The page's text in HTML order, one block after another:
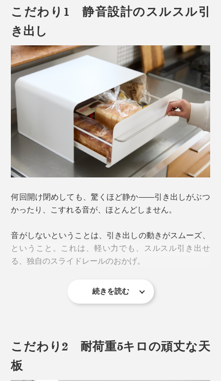
キッチンに置いた、茶葉やコーヒー豆、果物、パン、
薬、ハガキ。
デスクの上の書類にペン、ハサミ、郵便物、メガネ、ケ
ーブル類。
玄関に置いた車のカギ、靴クリーム、エコバッグ。
『UtaU（ウタウ）』の「ブレッドドロワー」に、まと
めて収納しましょう。
キッチンやワークスペースの散らかりが、いっぺんに片
こだわり1 静音設計のスルスル引
き出し
何回開け閉めしても、驚くほど静か――引き出しがぶつ
かったり、こすれる音が、ほとんどしません。
音がしないということは、引き出しの動きがスムーズ、
ということ。これは、軽い力でも、スルスル引き出せ
る、独自のスライドレールのおかげ。
続きを読む
こだわり2 耐荷重5キロの頑丈な天
板